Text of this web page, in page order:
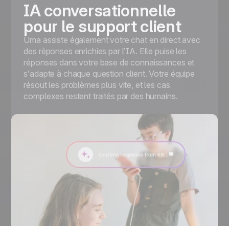
IA conversationnelle
pour le support client
Uma assiste également votre chat en direct avec
des réponses enrichies par l’IA. Elle puise les
réponses dans votre base de connaissances et
s’adapte à chaque question client. Votre équipe
résout les problèmes plus vite, et les cas
complexes restent traités par des humains.